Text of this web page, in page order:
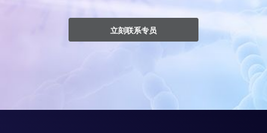
立刻联系专员